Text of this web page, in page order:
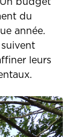
du
année.
leurs